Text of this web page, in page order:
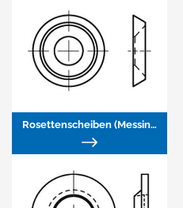
Rosettenscheiben (Messing)